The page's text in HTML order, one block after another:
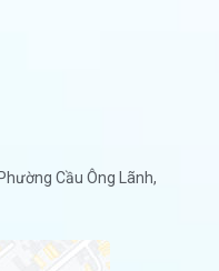
Cầu Ông Lãnh,